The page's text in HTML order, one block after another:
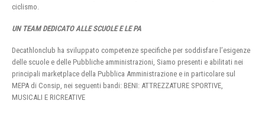
ciclismo.
UN TEAM DEDICATO ALLE SCUOLE E LE PA
Decathlonclub ha sviluppato competenze specifiche per soddisfare l’esigenze
delle scuole e delle Pubbliche amministrazioni, Siamo presenti e abilitati nei
principali marketplace della Pubblica Amministrazione e in particolare sul
MEPA di Consip, nei seguenti bandi: BENI: ATTREZZATURE SPORTIVE,
MUSICALI E RICREATIVE